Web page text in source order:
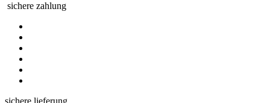
sichere zahlung